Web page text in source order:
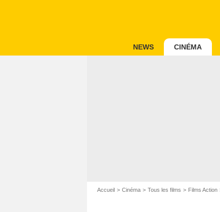
NEWS CINÉMA
Accueil Cinéma Tous les films Films Action